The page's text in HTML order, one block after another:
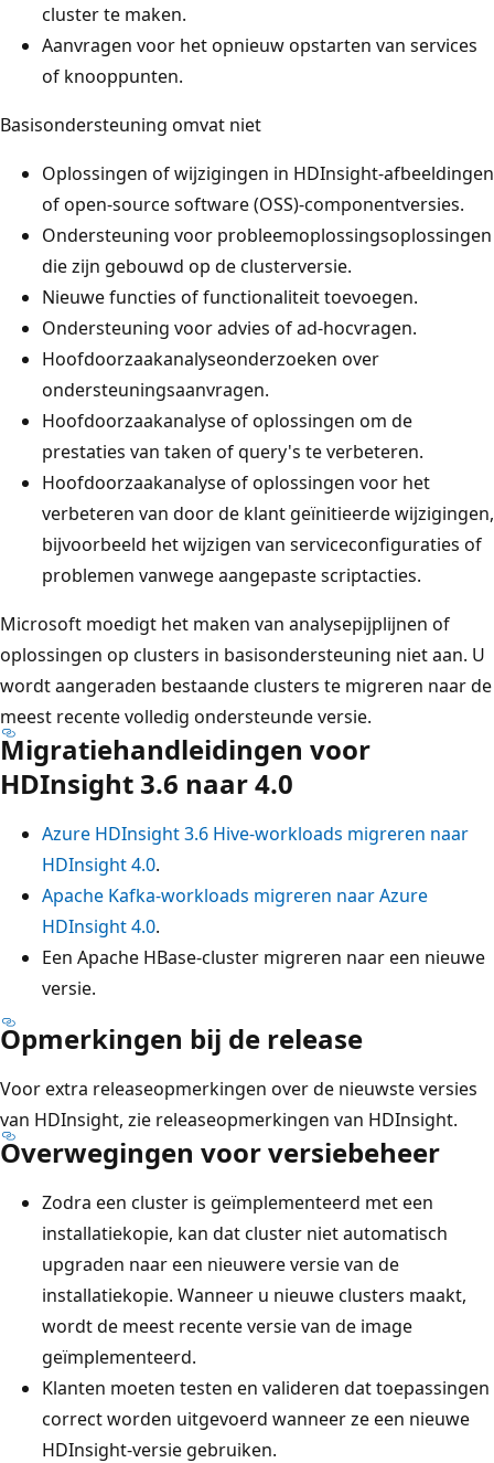
cluster te maken.
Aanvragen voor het opnieuw opstarten van services
of knooppunten.
Basisondersteuning omvat niet
Oplossingen of wijzigingen in HDInsight-afbeeldingen
of open-source software (OSS)-componentversies.
Ondersteuning voor probleemoplossingsoplossingen
die zijn gebouwd op de clusterversie.
Nieuwe functies of functionaliteit toevoegen.
Ondersteuning voor advies of ad-hocvragen.
Hoofdoorzaakanalyseonderzoeken over
ondersteuningsaanvragen.
Hoofdoorzaakanalyse of oplossingen om de
prestaties van taken of query's te verbeteren.
Hoofdoorzaakanalyse of oplossingen voor het
verbeteren van door de klant geïnitieerde wijzigingen,
bijvoorbeeld het wijzigen van serviceconfiguraties of
problemen vanwege aangepaste scriptacties.
Microsoft moedigt het maken van analysepijplijnen of
oplossingen op clusters in basisondersteuning niet aan. U
wordt aangeraden bestaande clusters te migreren naar de
meest recente volledig ondersteunde versie.
Migratiehandleidingen voor
HDInsight 3.6 naar 4.0
Azure HDInsight 3.6 Hive-workloads migreren naar
HDInsight 4.0.
Apache Kafka-workloads migreren naar Azure
HDInsight 4.0.
Een Apache HBase-cluster migreren naar een nieuwe
versie.
Opmerkingen bij de release
Voor extra releaseopmerkingen over de nieuwste versies
van HDInsight, zie releaseopmerkingen van HDInsight.
Overwegingen voor versiebeheer
Zodra een cluster is geïmplementeerd met een
installatiekopie, kan dat cluster niet automatisch
upgraden naar een nieuwere versie van de
installatiekopie. Wanneer u nieuwe clusters maakt,
wordt de meest recente versie van de image
geïmplementeerd.
Klanten moeten testen en valideren dat toepassingen
correct worden uitgevoerd wanneer ze een nieuwe
HDInsight-versie gebruiken.